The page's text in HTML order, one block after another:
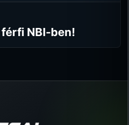
NBI-ben!